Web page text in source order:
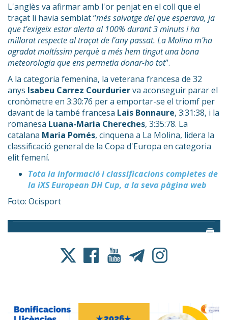
L'anglès va afirmar amb l'or penjat en el coll que el
traçat li havia semblat “més salvatge del que esperava, ja
que t'exigeix estar alerta al 100% durant 3 minuts i ha
millorat respecte al traçat de l'any passat. La Molina m'ha
agradat moltíssim perquè a més hem tingut una bona
meteorologia que ens permetia donar-ho tot”.
A la categoria femenina, la veterana francesa de 32
anys Isabeu Carrez Courdurierva aconseguir parar el
cronòmetre en 3:30:76 per a emportar-se el triomf per
davant de la també francesa Lais Bonnaure, 3:31:38, i la
romanesa Luana-Maria Chereches, 3:35:78. La
catalana Maria Pomés, cinquena a La Molina, lidera la
classificació general de la Copa d'Europa en categoria
elit femení.
Tota la informació i classificacions completes de
la iXS European DH Cup, a la seva pàgina web
Foto: Ocisport